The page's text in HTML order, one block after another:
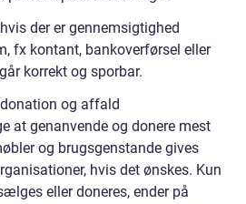
der er gennemsigtighed
fx kontant, bankoverførsel eller
korrekt og sporbar.
og affald
at genanvende og donere mest
og brugsgenstande gives
hvis det ønskes. Kun
eller doneres, ender på